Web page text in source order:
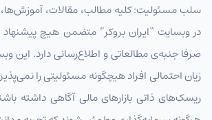
سلب مسئولیت: کلیه مطالب، مقالات،
در وبسایت “ایران بروکر” متضمن هیچ
صرفا جنبه‌ی مطالعاتی و اطلاع‌رسانی دارد. این
زیان احتمالی افراد هیچگونه مسئولیتی را
ریسک‌های ذاتی بازارهای مالی آگاهی داشته